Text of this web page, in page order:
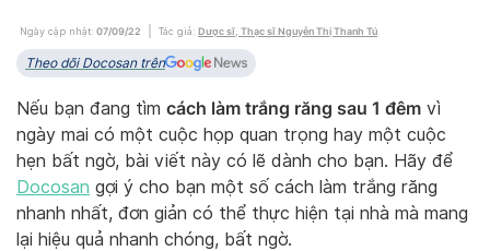
Ngày cập nhật: 07/09/22 Tác giả: Dược sĩ, Thạc sĩ Nguyễn Thị Thanh Tú
Theo dõi Docosan trên
Nếu bạn đang tìm cách làm trắng răng sau 1 đêm vì
ngày mai có một cuộc họp quan trọng hay một cuộc
hẹn bất ngờ, bài viết này có lẽ dành cho bạn. Hãy để
Docosan gợi ý cho bạn một số cách làm trắng răng
nhanh nhất, đơn giản có thể thực hiện tại nhà mà mang
lại hiệu quả nhanh chóng, bất ngờ.